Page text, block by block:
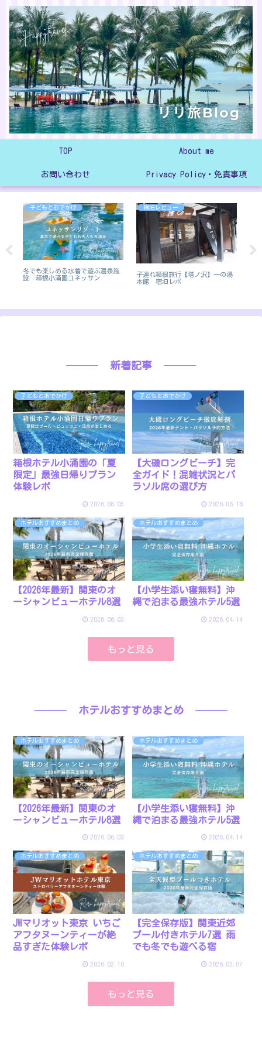
TOP About me
お問い合わせ Privacy Policy・免責事項
子どもとおでかけ
冬でも楽しめる水着で遊ぶ温泉施
設 箱根小涌園ユネッサン
宿泊レビュー
子連れ箱根旅行【塔ノ沢】一の湯
本館 宿泊レポ
新着記事
子どもとおでかけ
箱根ホテル小涌園の「夏
限定」最強日帰りプラン
体験レポ
2026.08.05
子どもとおでかけ
【大磯ロングビーチ】完
全ガイド！混雑状況とパ
ラソル席の選び方
2026.06.18
ホテルおすすめまとめ
【2026年最新】関東のオ
ーシャンビューホテル8選
2026.06.03
ホテルおすすめまとめ
【小学生添い寝無料】沖
縄で泊まる最強ホテル5選
2026.04.14
もっと見る
ホテルおすすめまとめ
ホテルおすすめまとめ
【2026年最新】関東のオ
ーシャンビューホテル8選
2026.06.03
ホテルおすすめまとめ
【小学生添い寝無料】沖
縄で泊まる最強ホテル5選
2026.04.14
ホテルおすすめまとめ
JWマリオット東京 いちご
アフタヌーンティーが絶
品すぎた体験レポ
2026.02.10
ホテルおすすめまとめ
【完全保存版】関東近郊
プール付きホテル7選 雨
でも冬でも遊べる宿
2026.02.07
もっと見る